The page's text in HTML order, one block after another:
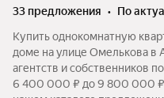
33 предложения •
по
Купить однокомнатную
доме на улице Омелькова в
агентств и собственников
6 400 000 ₽ до 9 800 000 ₽